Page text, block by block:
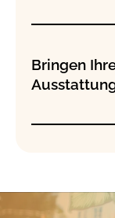
Bringen